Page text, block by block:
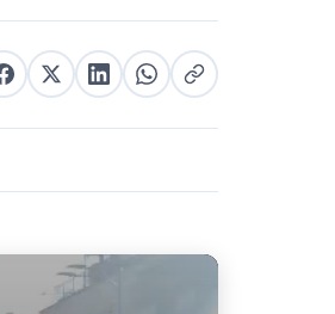
Partager sur Facebook
Partager sur XPartager sur LinkedIn
Partager sur WhatsApp
Copier le lien